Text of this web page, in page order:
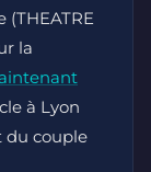
la
à Lyon
du couple